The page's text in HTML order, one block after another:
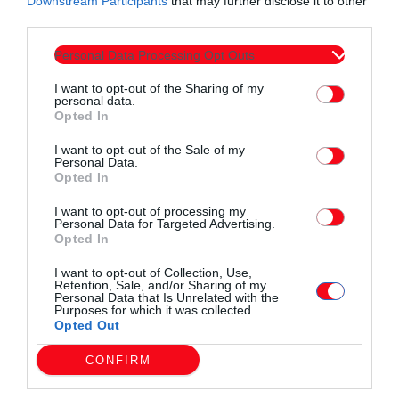
Personal Data Processing Opt Outs
I want to opt-out of the Sharing of my
personal data.
Opted In
I want to opt-out of the Sale of my
Personal Data.
Opted In
I want to opt-out of processing my
Personal Data for Targeted Advertising.
Opted In
I want to opt-out of Collection, Use,
Retention, Sale, and/or Sharing of my
Personal Data that Is Unrelated with the
Purposes for which it was collected.
Opted Out
CONFIRM
κατόρθωσαν τα εξής:
Ανακύκλωσαν355 κιλά χαρτιούκαι σώσανε ένα
δάσος 107 δέντρων
εξοικονομήσανε 1.372 κιλοβατώρες
αποφύγαμε την έκλυση 1.288 κιλών αερίων του
θερμοκηπίου που δημιουργούνται με την παραγωγή
του πλαστικού
Ανακύκλωσαν152 κιλά μπαταριώνκαι
εξοικονομήσανε περίπου 80% της ενέργειας που
απαιτείται για παραγωγή μιας νέας μπαταρίας
Ανακύκλωσαν110κιλά τηγανελαίουμπορεί να